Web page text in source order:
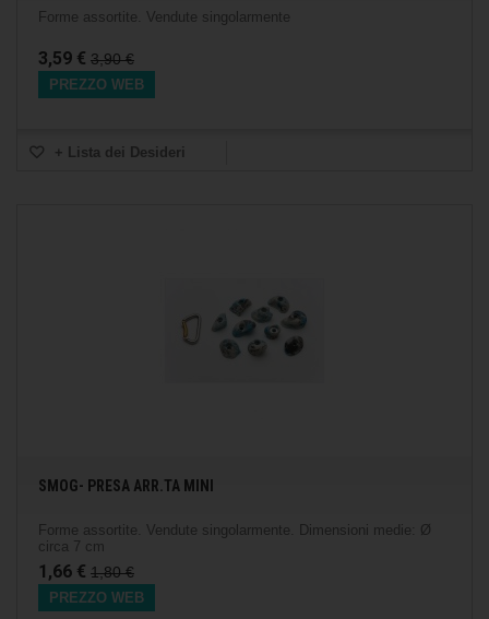
Forme assortite. Vendute singolarmente
3,59 € 3,90 €
PREZZO WEB
+ Lista dei Desideri
SMOG- PRESA ARR.TA MINI
Forme assortite. Vendute singolarmente. Dimensioni medie: Ø
circa 7 cm
1,66 € 1,80 €
PREZZO WEB